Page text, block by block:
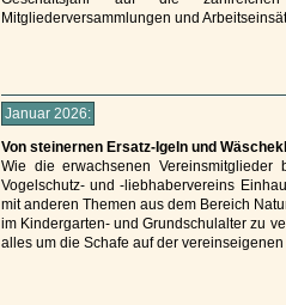
Mitgliederversammlungen und
Januar 2026:
Von steinernen Ersatz-Igeln und
Wie die erwachsenen Vereinsmitglieder
Vogelschutz- und -liebhabervereins
mit anderen Themen aus dem Bereich
im Kindergarten- und Grundschulalter zu
alles um die Schafe auf der